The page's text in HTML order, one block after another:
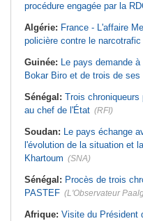
procédure engagée par la
Algérie: France - L'affaire
policière contre le narcotrafic
Guinée: Le pays demande
Bokar Biro et de trois de ses
Sénégal: Trois
au chef de l'État (RFI)
Soudan: Le pays échange
l'évolution de la situation et
Khartoum (SNA)
Sénégal: Procès de trois
PASTEF (L'Observateur
Afrique: Visite du Président